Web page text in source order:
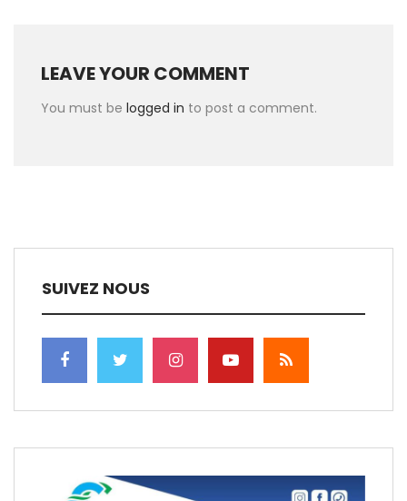
LEAVE YOUR COMMENT
You must be logged in to post a comment.
SUIVEZ NOUS